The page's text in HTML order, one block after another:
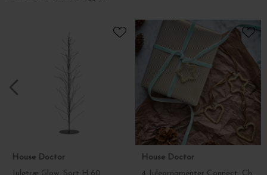
House Doctor
House Doctor